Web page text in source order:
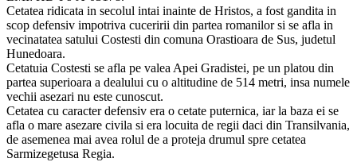
Cetatea ridicata in secolul intai inainte de Hristos, a fost gandita in
scop defensiv impotriva cuceririi din partea romanilor si se afla in
vecinatatea satului Costesti din comuna Orastioara de Sus, judetul
Hunedoara.
Cetatuia Costesti se afla pe valea Apei Gradistei, pe un platou din
partea superioara a dealului cu o altitudine de 514 metri, insa numele
vechii asezari nu este cunoscut.
Cetatea cu caracter defensiv era o cetate puternica, iar la baza ei se
afla o mare asezare civila si era locuita de regii daci din Transilvania,
de asemenea mai avea rolul de a proteja drumul spre cetatea
Sarmizegetusa Regia.